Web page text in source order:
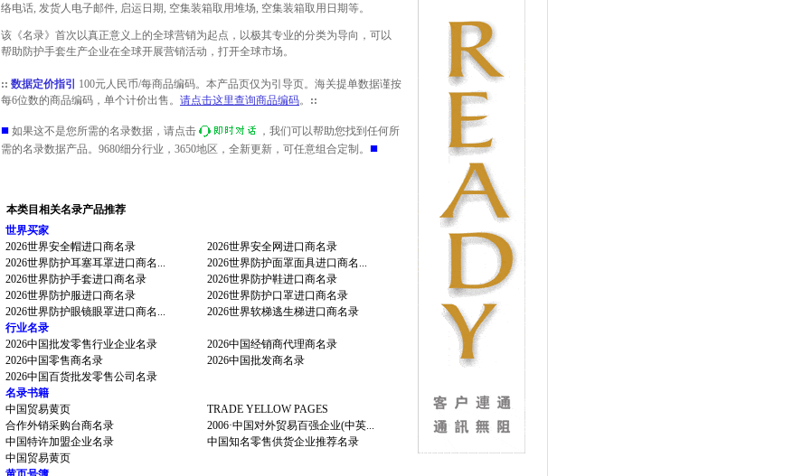
络电话, 发货人电子邮件, 启运日期, 空集装箱取用堆场, 空集装箱取用日期等。
该《名录》首次以真正意义上的全球营销为起点，以极其专业的分类为导向，可以
帮助防护手套生产企业在全球开展营销活动，打开全球市场。
:: 数据定价指引
100元人民币/每商品编码。本产品页仅为引导页。海关提单数据谨按
每6位数的商品编码，单个计价出售。 请点击这里查询商品编码。 ::
■ 如果这不是您所需的名录数据，请点击
，我们可以帮助您找到任何所
需的名录数据产品。9680细分行业，3650地区，全新更新，可任意组合定制。 ■
本类目相关名录产品推荐
世界买家
2026世界安全帽进口商名录
2026世界安全网进口商名录
2026世界防护耳塞耳罩进口商名...
2026世界防护面罩面具进口商名...
2026世界防护手套进口商名录
2026世界防护鞋进口商名录
2026世界防护服进口商名录
2026世界防护口罩进口商名录
2026世界防护眼镜眼罩进口商名...
2026世界软梯逃生梯进口商名录
行业名录
2026中国批发零售行业企业名录
2026中国经销商代理商名录
2026中国零售商名录
2026中国批发商名录
2026中国百货批发零售公司名录
名录书籍
中国贸易黄页
TRADE YELLOW PAGES
合作外销采购台商名录
2006·中国对外贸易百强企业(中英...
中国特许加盟企业名录
中国知名零售供货企业推荐名录
中国贸易黄页